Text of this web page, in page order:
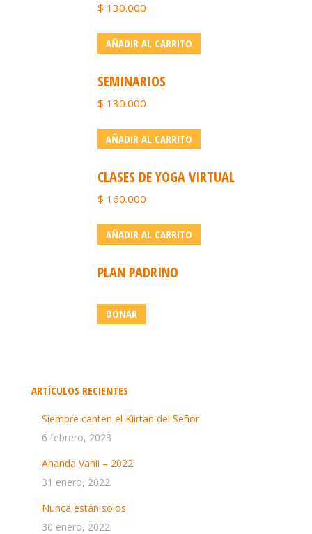
$ 130.000
AÑADIR AL CARRITO
SEMINARIOS
$ 130.000
AÑADIR AL CARRITO
CLASES DE YOGA VIRTUAL
$ 160.000
AÑADIR AL CARRITO
PLAN PADRINO
DONAR
ARTÍCULOS RECIENTES
Siempre canten el Kiirtan del Señor
6 febrero, 2023
Ananda Vanii – 2022
31 enero, 2022
Nunca están solos
30 enero, 2022